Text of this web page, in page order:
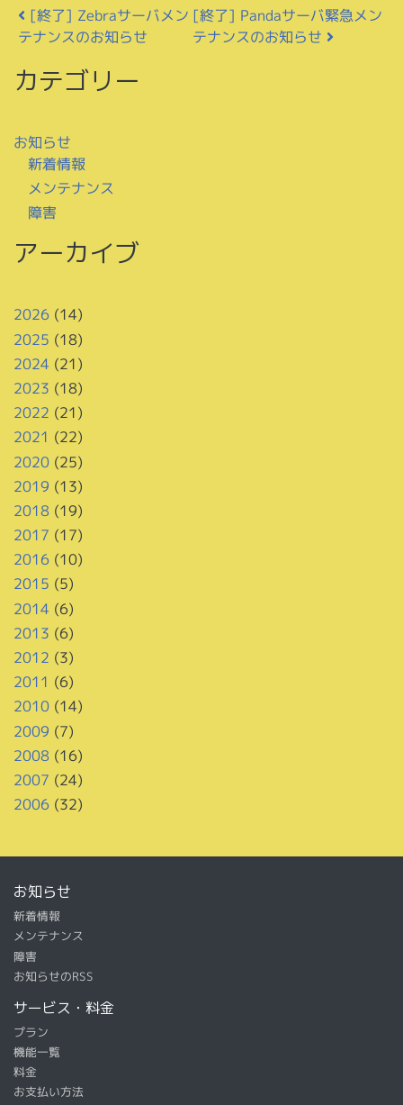
投稿ナビゲーション
[終了] Zebraサーバメン
テナンスのお知らせ
[終了] Pandaサーバ緊急メン
テナンスのお知らせ
カテゴリー
お知らせ
新着情報
メンテナンス
障害
アーカイブ
2026 (14)
2025 (18)
2024 (21)
2023 (18)
2022 (21)
2021 (22)
2020(25)
2019 (13)
2018 (19)
2017 (17)
2016 (10)
2015 (5)
2014 (6)
2013 (6)
2012 (3)
2011 (6)
2010(14)
2009 (7)
2008 (16)
2007 (24)
2006 (32)
お知らせ
新着情報
メンテナンス
障害
お知らせのRSS
サービス・料金
プラン
機能一覧
料金
お支払い方法